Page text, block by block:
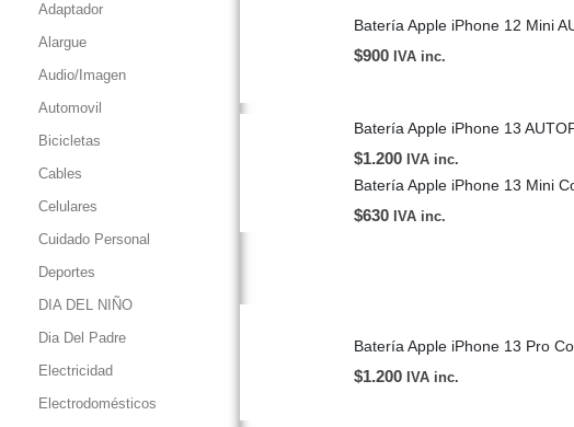
Adaptador
Alargue
Audio/Imagen
Automovil
Bicicletas
Cables
Celulares
Cuidado Personal
Deportes
DIA DEL NIÑO
Dia Del Padre
Electricidad
Electrodomésticos
Batería Apple iPhone 12 Mini
$900 IVA inc.
Batería Apple iPhone 13
$1.200 IVA inc.
Batería Apple iPhone 13 Mini
$630 IVA inc.
Batería Apple iPhone 13 Pro
$1.200 IVA inc.